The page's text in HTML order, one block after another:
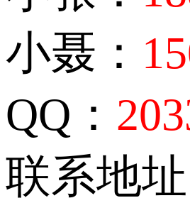
小聂：
QQ：
联系地